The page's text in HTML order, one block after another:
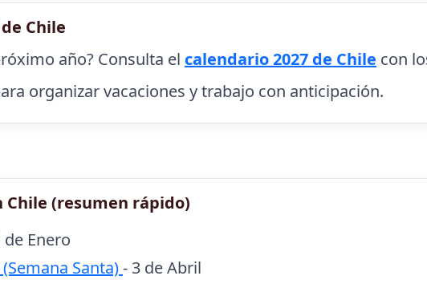
Chile
año? Consulta el calendario 2027 de Chile con
organizar vacaciones y trabajo con anticipación.
Chile (resumen rápido)
de Enero
Santa)- 3 de Abril